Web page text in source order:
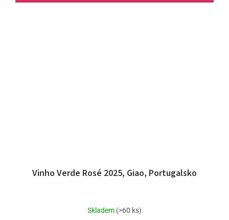
Vinho Verde Rosé 2025, Giao, Portugalsko
Skladem (>60 ks)